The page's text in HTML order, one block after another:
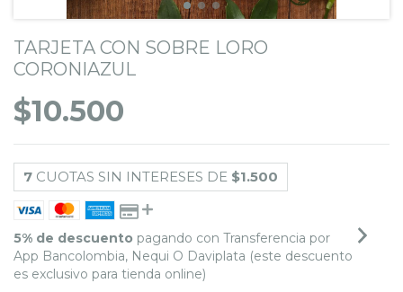
TARJETA CON SOBRE LORO
CORONIAZUL
$10.500
7 CUOTAS SIN INTERESES DE $1.500
5% de descuento pagando con Transferencia por
App Bancolombia, Nequi O Daviplata (este descuento
es exclusivo para tienda online)